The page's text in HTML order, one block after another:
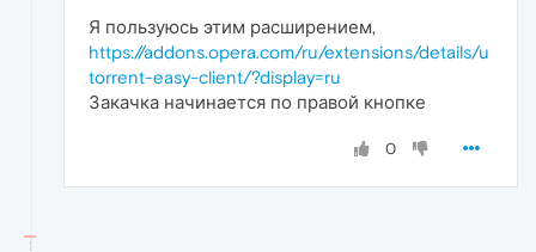
Я пользуюсь этим расширением,
https://addons.opera.com/ru/extensions/details/u
torrent-easy-client/?display=ru
Закачка начинается по правой кнопке
0